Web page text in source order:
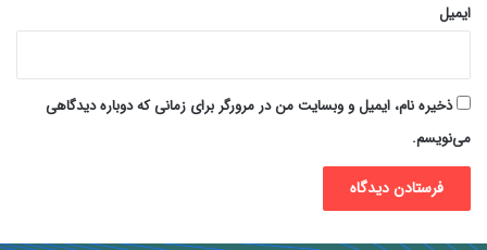
ایمیل
ذخیره نام، ایمیل و وبسایت من در مرورگر برای زمانی که دوباره دیدگاهی
می‌نویسم.